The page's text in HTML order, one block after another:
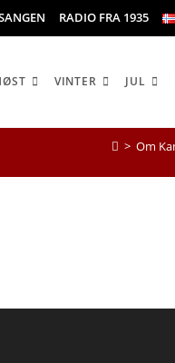
RADIO FRA 1935
VINTER JUL
> Om